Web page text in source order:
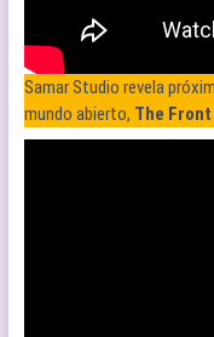
Samar Studio revela
mundo abierto, The Front